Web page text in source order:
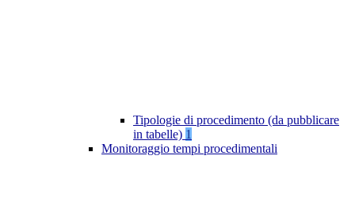
Tipologie di procedimento (da pubblicare
in tabelle) 1
Monitoraggio tempi procedimentali